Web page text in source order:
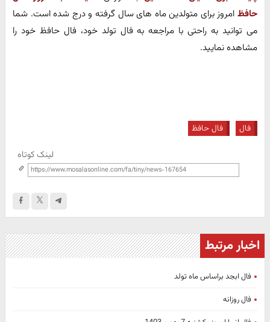
حافظ امروز برای متولدین ماه های سال گرفته و درج شده است. شما
می توانید به راحتی با مراجعه به فال تولد خود، فال حافظ خود را
مشاهده نمایید.
فال فال حافظ
لینک کوتاه
اخبار مرتبط
فال ابجد براساس ماه تولد
فال روزانه